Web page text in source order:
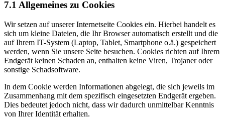
7.1 Allgemeines zu Cookies
Wir setzen auf unserer Internetseite Cookies ein. Hierbei handelt es
sich um kleine Dateien, die Ihr Browser automatisch erstellt und die
auf Ihrem IT-System (Laptop, Tablet, Smartphone o.ä.) gespeichert
werden, wenn Sie unsere Seite besuchen. Cookies richten auf Ihrem
Endgerät keinen Schaden an, enthalten keine Viren, Trojaner oder
sonstige Schadsoftware.
In dem Cookie werden Informationen abgelegt, die sich jeweils im
Zusammenhang mit dem spezifisch eingesetzten Endgerät ergeben.
Dies bedeutet jedoch nicht, dass wir dadurch unmittelbar Kenntnis
von Ihrer Identität erhalten.